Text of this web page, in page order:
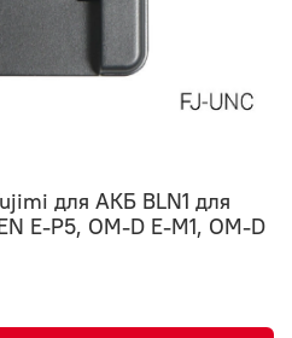
для АКБ BLN1 для
E-P5, OM-D E-M1, OM-D